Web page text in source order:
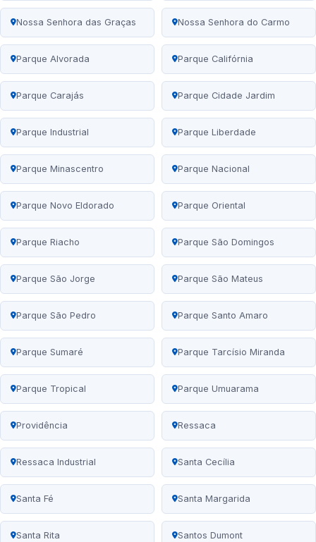
Nossa Senhora das Graças Nossa Senhora do Carmo
Parque Alvorada Parque Califórnia
Parque Carajás Parque Cidade Jardim
Parque Industrial Parque Liberdade
Parque Minascentro Parque Nacional
Parque Novo Eldorado Parque Oriental
Parque Riacho Parque São Domingos
Parque São Jorge Parque São Mateus
Parque São Pedro Parque Santo Amaro
Parque Sumaré Parque Tarcísio Miranda
Parque Tropical Parque Umuarama
Providência Ressaca
Ressaca Industrial Santa Cecília
Santa Fé Santa Margarida
Santa Rita Santos Dumont